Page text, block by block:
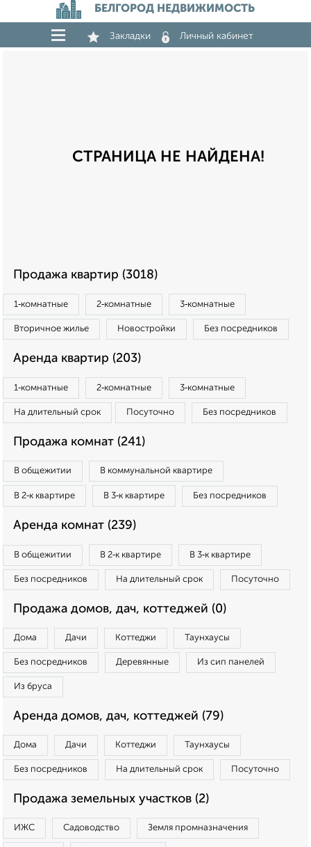
БЕЛГОРОД НЕДВИЖИМОСТЬ
Закладки Личный кабинет
СТРАНИЦА НЕ НАЙДЕНА!
Продажа квартир (3018)
1‑комнатные 2‑комнатные 3‑комнатные
Вторичное жилье Новостройки Без посредников
Аренда квартир (203)
1‑комнатные 2‑комнатные 3‑комнатные
На длительный срок Посуточно Без посредников
Продажа комнат (241)
В общежитии В коммунальной квартире
В 2‑к квартире В 3‑к квартире Без посредников
Аренда комнат (239)
В общежитии В 2‑к квартире В 3‑к квартире
Без посредников На длительный срок Посуточно
Продажа домов, дач, коттеджей (0)
Дома Дачи Коттеджи Таунхаусы
Без посредников Деревянные Из сип панелей
Из бруса
Аренда домов, дач, коттеджей (79)
Дома Дачи Коттеджи Таунхаусы
Без посредников На длительный срок Посуточно
Продажа земельных участков (2)
ИЖС Садоводство Земля промназначения